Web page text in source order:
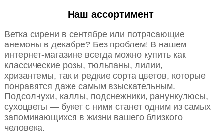
Наш ассортимент
Ветка сирени в сентябре или потрясающие
анемоны в декабре? Без проблем! В нашем
интернет-магазине всегда можно купить как
классические розы, тюльпаны, лилии,
хризантемы, так и редкие сорта цветов, которые
понравятся даже самым взыскательным.
Подсолнухи, каллы, подснежники, ранункулюсы,
сухоцветы — букет с ними станет одним из самых
запоминающихся в жизни вашего близкого
человека.